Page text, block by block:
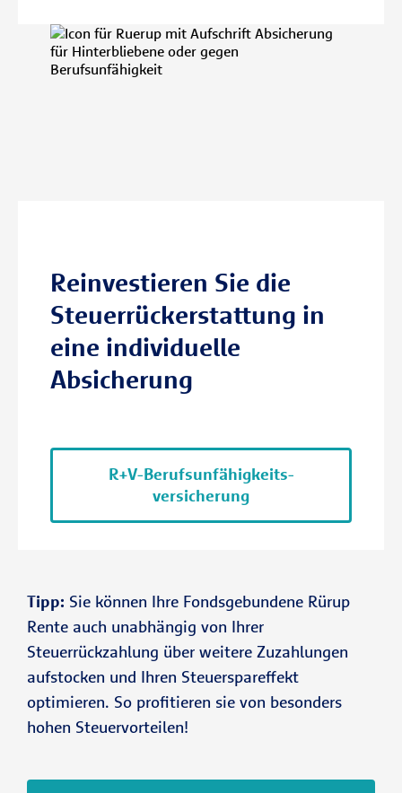
Reinvestieren Sie die
Steuerrückerstattung in
eine individuelle
Absicherung
R+V-Berufs­unfähig­keits­
versicherung
Tipp: Sie können Ihre Fondsgebundene Rürup
Rente auch unabhängig von Ihrer
Steuerrückzahlung über weitere Zuzahlungen
aufstocken und Ihren Steuerspareffekt
optimieren. So profitieren sie von besonders
hohen Steuervorteilen!